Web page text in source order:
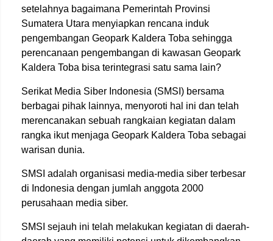
setelahnya bagaimana Pemerintah Provinsi
Sumatera Utara menyiapkan rencana induk
pengembangan Geopark Kaldera Toba sehingga
perencanaan pengembangan di kawasan Geopark
Kaldera Toba bisa terintegrasi satu sama lain?
Serikat Media Siber Indonesia (SMSI) bersama
berbagai pihak lainnya, menyoroti hal ini dan telah
merencanakan sebuah rangkaian kegiatan dalam
rangka ikut menjaga Geopark Kaldera Toba sebagai
warisan dunia.
SMSI adalah organisasi media-media siber terbesar
di Indonesia dengan jumlah anggota 2000
perusahaan media siber.
SMSI sejauh ini telah melakukan kegiatan di daerah-